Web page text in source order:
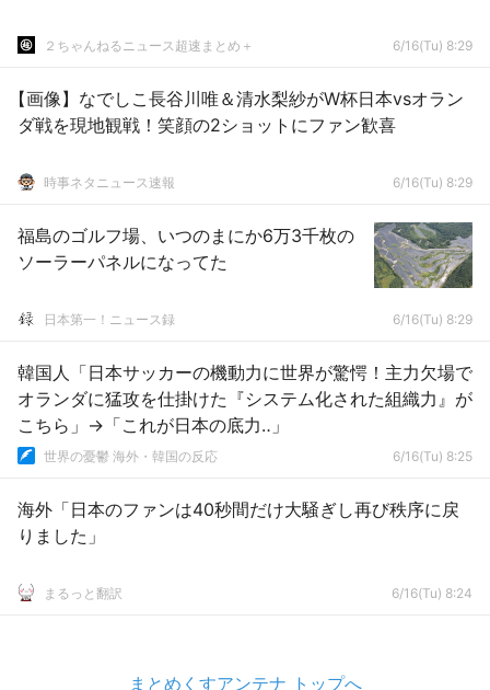
２ちゃんねるニュース超速まとめ＋ 6/16(Tu) 8:29
【画像】なでしこ長谷川唯＆清水梨紗がW杯日本vsオラン
ダ戦を現地観戦！笑顔の2ショットにファン歓喜
時事ネタニュース速報 6/16(Tu) 8:29
福島のゴルフ場、いつのまにか6万3千枚の
ソーラーパネルになってた
日本第一！ニュース録 6/16(Tu) 8:29
韓国人「日本サッカーの機動力に世界が驚愕！主力欠場で
オランダに猛攻を仕掛けた『システム化された組織力』が
こちら」→「これが日本の底力‥」
世界の憂鬱 海外・韓国の反応 6/16(Tu) 8:25
海外「日本のファンは40秒間だけ大騒ぎし再び秩序に戻
りました」
まるっと翻訳 6/16(Tu) 8:24
まとめくすアンテナ トップへ